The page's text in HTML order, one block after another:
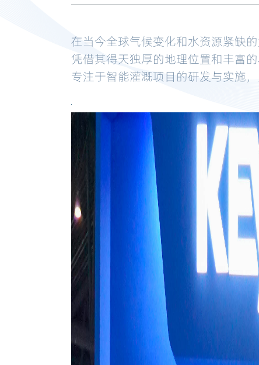
在当今全球气候变化和水资源紧缺
凭借其得天独厚的地理位置和丰富
专注于智能灌溉项目的研发与实施